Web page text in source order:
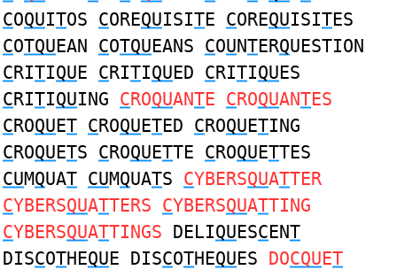
COQUITOS COREQUISITE COREQUISITES
COTQUEAN COTQUEANS COUNTERQUESTION
CRITIQUE CRITIQUED CRITIQUES
CRITIQUING CROQUANTE CROQUANTES
CROQUET CROQUETED CROQUETING
CROQUETS CROQUETTE CROQUETTES
CUMQUAT CUMQUATS CYBERSQUATTER
CYBERSQUATTERS CYBERSQUATTING
CYBERSQUATTINGS DELIQUESCENT
DISCOTHEQUE DISCOTHEQUES DOCQUET